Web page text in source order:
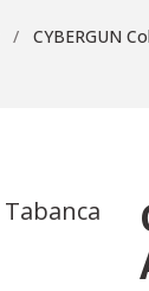
CYBERGUN